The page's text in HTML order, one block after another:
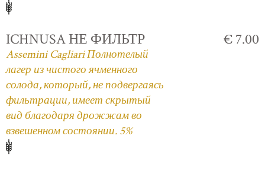
ICHNUSA НЕ ФИЛЬТР
Assemini Cagliari Полнотелый
лагер из чистого ячменного
солода, который, не подвергаясь
фильтрации, имеет скрытый
вид благодаря дрожжам во
взвешенном состоянии. 5%
€ 7.00